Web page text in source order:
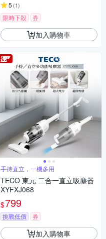
5 (1)
限時下殺 券
加入購物車
手持直立，一機多用
TECO 東元 二合一直立吸塵器
XYFXJ068
$799
挑戰低價 券
加入購物車